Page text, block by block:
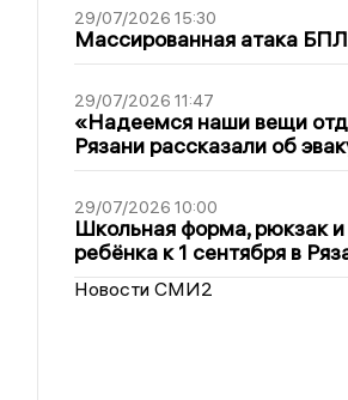
29/07/2026 15:30
Массированная атака
29/07/2026 11:47
«Надеемся наши вещи
Рязани рассказали об
29/07/2026 10:00
Школьная форма, рюкзак и
ребёнка к 1 сентября в
Новости СМИ2